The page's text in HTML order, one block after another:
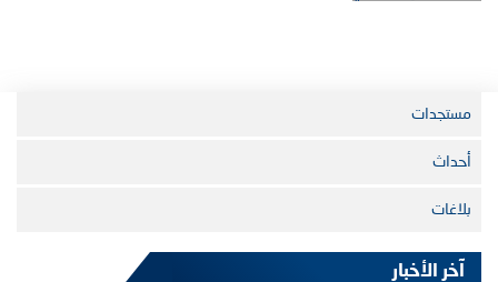
مستجدات
أحداث
بلاغات
آخر الأخبار